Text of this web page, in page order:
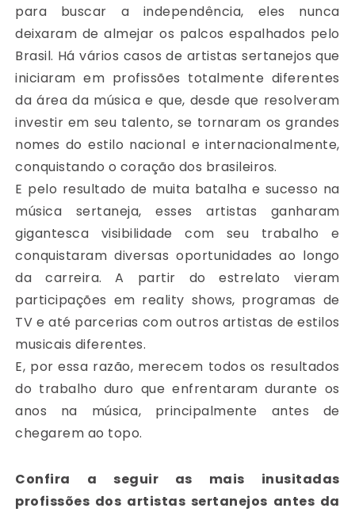
para buscar a independência, eles nunca
deixaram de almejar os palcos espalhados pelo
Brasil. Há vários casos de artistas sertanejos que
iniciaram em profissões totalmente diferentes
da área da música e que, desde que resolveram
investir em seu talento, se tornaram os grandes
nomes do estilo nacional e internacionalmente,
conquistando o coração dos brasileiros.
E pelo resultado de muita batalha e sucesso na
música sertaneja, esses artistas ganharam
gigantesca visibilidade com seu trabalho e
conquistaram diversas oportunidades ao longo
da carreira. A partir do estrelato vieram
participações em reality shows, programas de
TV e até parcerias com outros artistas de estilos
musicais diferentes.
E, por essa razão, merecem todos os resultados
do trabalho duro que enfrentaram durante os
anos na música, principalmente antes de
chegarem ao topo.
Confira a seguir as mais inusitadas
profissões dos artistas sertanejos antes da